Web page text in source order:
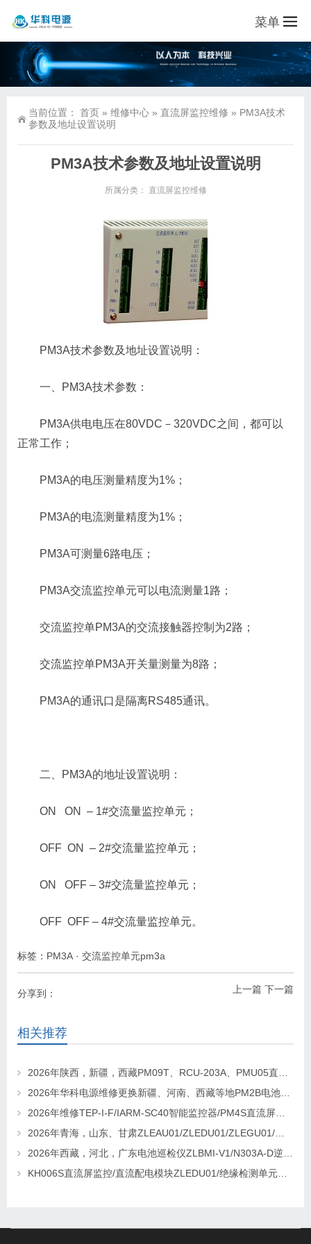
菜单
当前位置： 首页 » 维修中心 » 直流屏监控维修 » PM3A技术
参数及地址设置说明
PM3A技术参数及地址设置说明
所属分类： 直流屏监控维修
PM3A技术参数及地址设置说明：
一、PM3A技术参数：
PM3A供电电压在80VDC－320VDC之间，都可以
正常工作；
PM3A的电压测量精度为1%；
PM3A的电流测量精度为1%；
PM3A可测量6路电压；
PM3A交流监控单元可以电流测量1路；
交流监控单PM3A的交流接触器控制为2路；
交流监控单PM3A开关量测量为8路；
PM3A的通讯口是隔离RS485通讯。
二、PM3A的地址设置说明：
ON ON – 1#交流量监控单元；
OFF ON – 2#交流量监控单元；
ON OFF – 3#交流量监控单元；
OFF OFF – 4#交流量监控单元。
标签： PM3A · 交流监控单元pm3a
上一篇 下一篇
分享到：
相关推荐
2026年陕西，新疆，西藏PM09T、RCU-203A、PMU05直流屏监控维修及更换请联系华科电源
2026年华科电源维修更换新疆、河南、西藏等地PM2B电池巡检单元，PM2J绝缘检测单元、PSM-T07E 监控
2026年维修TEP-I-F/IARM-SC40智能监控器/PM4S直流屏监控找华科电源
2026年青海，山东、甘肃ZLEAU01/ZLEDU01/ZLEGU01/电池巡检仪ZLBM-12更换及维修
2026年西藏，河北，广东电池巡检仪ZLBMI-V1/N303A-D逆变器/ATC48M30Ⅲ电源模块维修更换
KH006S直流屏监控/直流配电模块ZLEDU01/绝缘检测单元DJY60更换及维修